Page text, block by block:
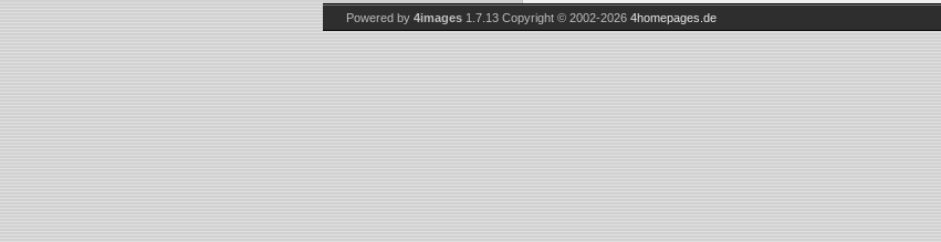
Powered by 4images 1.7.13 Copyright © 2002-2026 4homepages.de